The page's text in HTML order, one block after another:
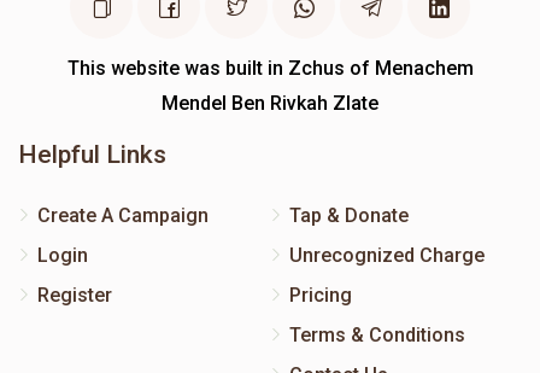
This website was built in Zchus of Menachem
Mendel Ben Rivkah Zlate
Helpful Links
Create A Campaign
Login
Register
Tap & Donate
Unrecognized Charge
Pricing
Terms & Conditions